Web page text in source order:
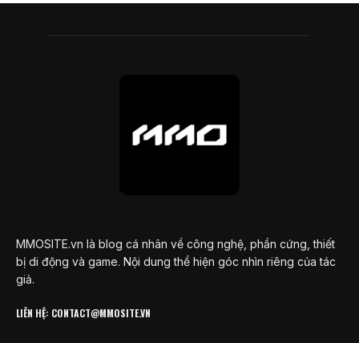
MMOSITE.vn là blog cá nhân về công nghệ, phần cứng, thiết
bị di động và game. Nội dung thể hiện góc nhìn riêng của tác
giả.
LIÊN HỆ: CONTACT@MMOSITE.VN